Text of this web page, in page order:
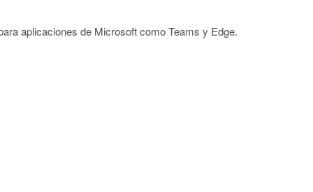
aplicaciones de Microsoft como Teams y Edge.